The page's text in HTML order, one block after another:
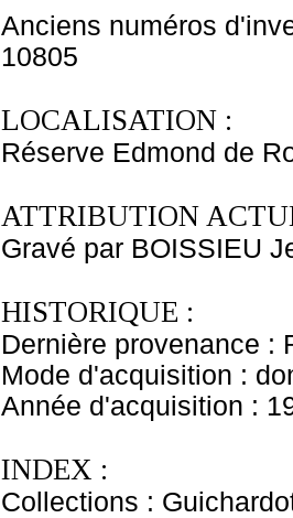
Anciens numéros
10805
LOCALISATION :
Réserve Edmond de
ATTRIBUTION
Gravé par BOISSIEU
HISTORIQUE :
Dernière provenance :
Mode d'acquisition :
Année d'acquisition :
INDEX :
Collections :